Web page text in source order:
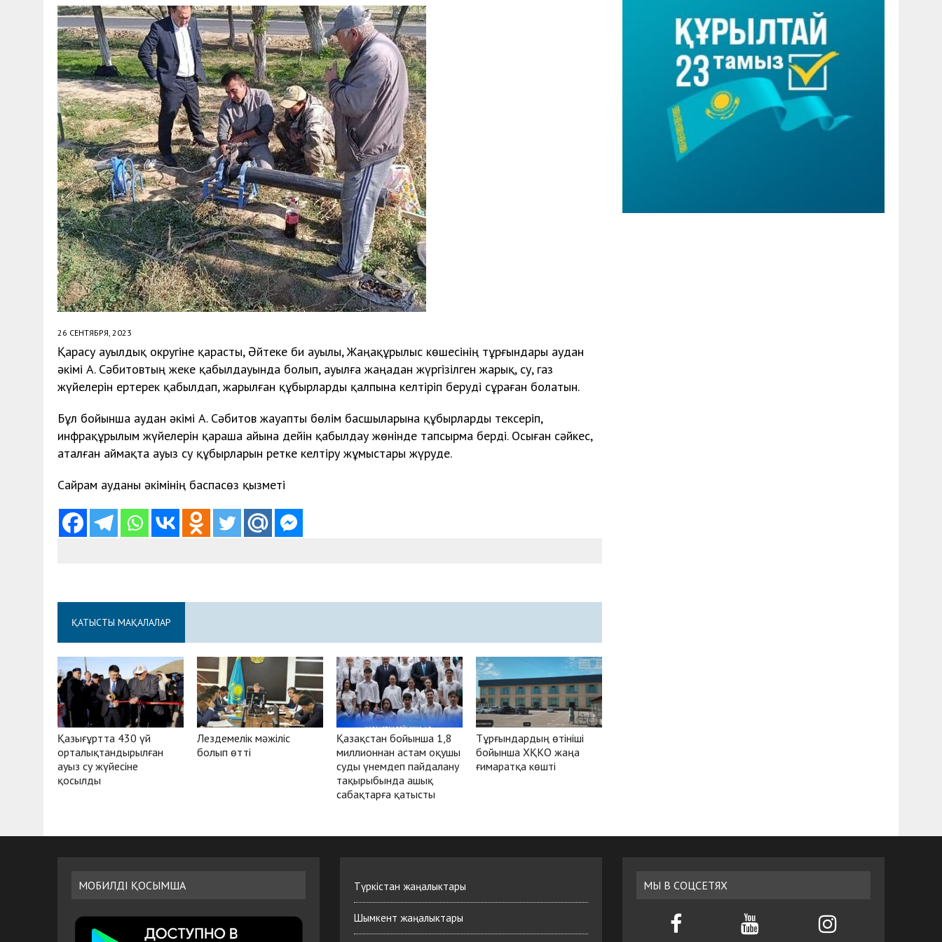
30 МАЯ, 2026 | ТҮСІНДІРУ ЖҰМЫСТАРЫ ЖҮРГІЗІЛДІ
26 СЕНТЯБРЯ, 2023
Қарасу ауылдық округіне қарасты, Әйтеке би ауылы, Жаңақұрылыс көшесінің тұрғындары аудан
әкімі А. Сәбитовтың жеке қабылдауында болып, ауылға жаңадан жүргізілген жарық, су, газ
жүйелерін ертерек қабылдап, жарылған құбырларды қалпына келтіріп беруді сұраған болатын.
Бұл бойынша аудан әкімі А. Сәбитов жауапты бөлім басшыларына құбырларды тексеріп,
инфрақұрылым жүйелерін қараша айына дейін қабылдау жөнінде тапсырма берді. Осыған сәйкес,
аталған аймақта ауыз су құбырларын ретке келтіру жұмыстары жүруде.
Сайрам ауданы әкімінің баспасөз қызметі
ҚАТЫСТЫ МАҚАЛАЛАР
Қазығұртта 430 үй
орталықтандырылған
ауыз су жүйесіне
қосылды
Лездемелік мәжіліс
болып өтті
Қазақстан бойынша 1,8
миллионнан астам оқушы
суды үнемдеп пайдалану
тақырыбында ашық
сабақтарға қатысты
Тұрғындардың өтініші
бойынша ХҚКО жаңа
ғимаратқа көшті
МОБИЛДІ ҚОСЫМША Түркістан жаңалыктары
Шымкент жаңалыктары
МЫ В СОЦСЕТЯХ